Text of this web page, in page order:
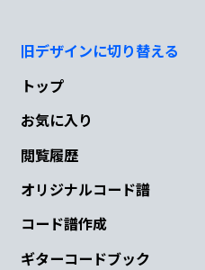
旧デザインに切り替える
トップ
お気に入り
閲覧履歴
オリジナルコード譜
コード譜作成
ギターコードブック